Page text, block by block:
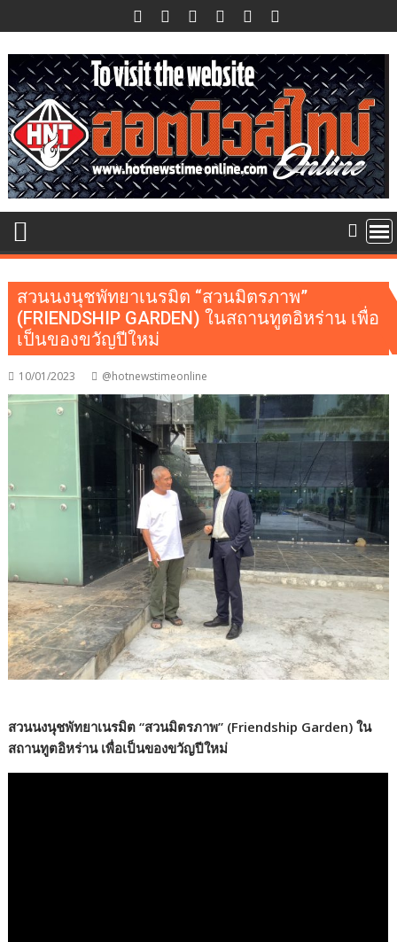
to
content
สวนนงนุชพัทยาเนรมิต “สวนมิตรภาพ”
(FRIENDSHIP GARDEN) ในสถานทูตอิหร่าน เพื่อ
เป็นของขวัญปีใหม่
10/01/2023 @hotnewstimeonline
สวนนงนุชพัทยาเนรมิต “สวนมิตรภาพ” (Friendship Garden) ใน
สถานทูตอิหร่าน เพื่อเป็นของขวัญปีใหม่